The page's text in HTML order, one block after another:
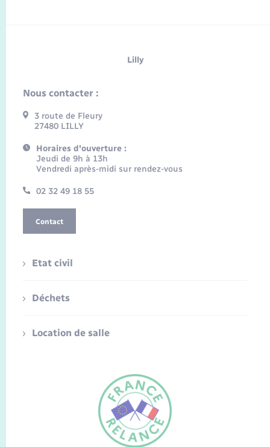
Lilly
Nous contacter :
3 route de Fleury
27480 LILLY
Horaires d'ouverture :
Jeudi de 9h à 13h
Vendredi après-midi sur rendez-vous
02 32 49 18 55
Contact
Etat civil
Déchets
Location de salle